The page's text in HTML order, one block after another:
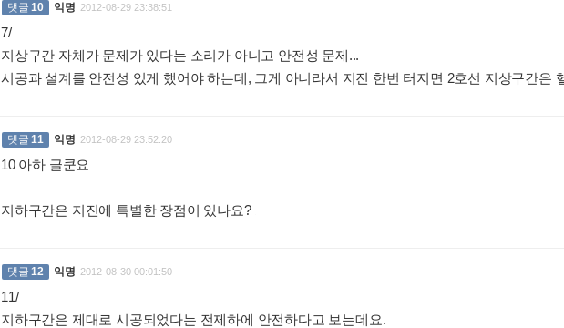
댓글10 익명 2012-08-29 23:38:51
7/
지상구간 자체가 문제가 있다는 소리가 아니고 안전성 문제...
시공과 설계를 안전성 있게 했어야 하는데, 그게 아니라서 지진 한번 터지면 2호선 지상구간은
댓글11 익명 2012-08-29 23:52:20
10 아하 글쿤요
지하구간은 지진에 특별한 장점이 있나요?
댓글12 익명 2012-08-30 00:01:50
11/
지하구간은 제대로 시공되었다는 전제하에 안전하다고 보는데요.